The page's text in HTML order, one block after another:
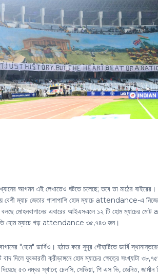
আগমন এই লেখাতেও ঘটতে চলেছে; তবে তা মাঠের
বেশী ম্যাচ জেতার পাশাপাশি হোম ম্যাচে attendance-এ
বলছে মোহনবাগানের এবারের আইএসএলে ১২ টি হোম ম্যাচের
প্রতি হোম ম্যাচে গড় attendance ৩৫,৭৪৩ জন।
"হোম" ডার্বিও। হঠাত করে সুদূর গৌহাটিতে ডার্বি
দিলে যুবভারতী ক্রীড়াঙ্গনে হোম ম্যাচের ক্ষেত্রে সংখ্যাটা
৫৩ নম্বর স্থানে; চেলসি, সেভিয়া, পি এস ভি, জেনিত, জার্মান